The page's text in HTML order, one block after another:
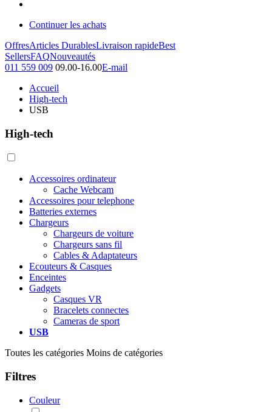
Continuer les achats
OffresArticles DurablesLivraison rapideBest
SellersFAQNouveautés
011 559 009 09.00-16.00E-mail
Accueil
High-tech
USB
High-tech
Accessoires ordinateur
Cache Webcam
Accessoires pour telephone
Batteries externes
Chargeurs
Chargeurs de voiture
Chargeurs sans fil
Cables & Adaptateurs
Ecouteurs & Casques
Enceintes
Gadgets
Casques VR
Bracelets connectes
Cameras de sport
USB
Toutes les catégories Moins de catégories
Filtres
Couleur